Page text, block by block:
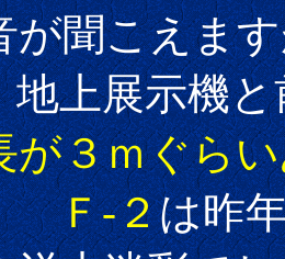
が聞こえま
機と前の
が３ｍぐら
Ｆ-２は昨